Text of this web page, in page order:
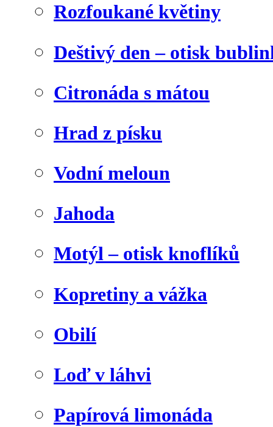
Rozfoukané květiny
Deštivý den – otisk
Citronáda s mátou
Hrad z písku
Vodní meloun
Jahoda
Motýl – otisk knoflíků
Kopretiny a vážka
Obilí
Loď v láhvi
Papírová limonáda